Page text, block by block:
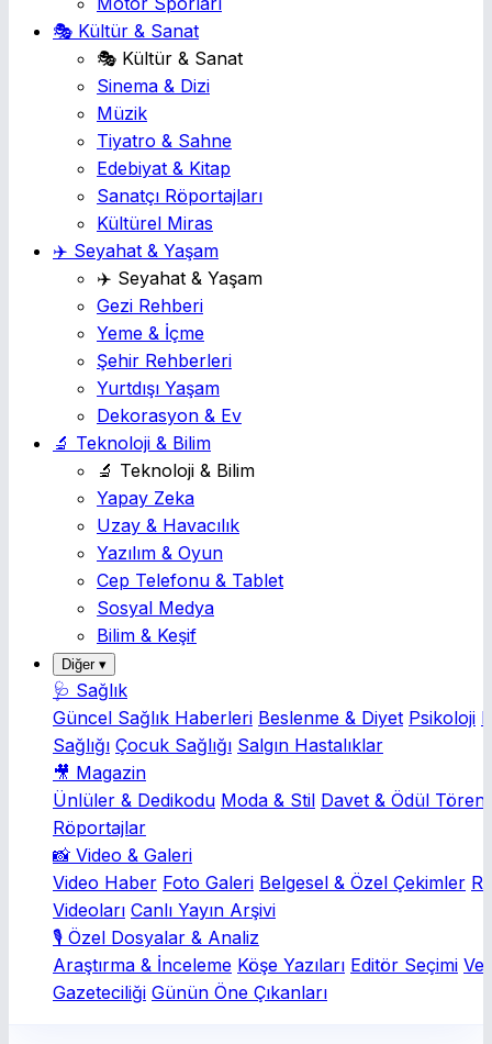
🎭 Kültür & Sanat
🎭 Kültür & Sanat
Sinema & Dizi
Müzik
Tiyatro & Sahne
Edebiyat & Kitap
Sanatçı Röportajları
Kültürel Miras
✈️ Seyahat & Yaşam
✈️ Seyahat & Yaşam
Gezi Rehberi
Yeme & İçme
Şehir Rehberleri
Yurtdışı Yaşam
Dekorasyon & Ev
🔬 Teknoloji & Bilim
🔬 Teknoloji & Bilim
Yapay Zeka
Uzay & Havacılık
Yazılım & Oyun
Cep Telefonu & Tablet
Sosyal Medya
Bilim & Keşif
Diğer ▾
🩺 Sağlık
Güncel Sağlık Haberleri Beslenme & Diyet Psikoloji
Sağlığı Çocuk Sağlığı Salgın Hastalıklar
🎥 Magazin
Ünlüler & Dedikodu Moda & Stil Davet & Ödül
Röportajlar
📸 Video & Galeri
Video Haber Foto Galeri Belgesel & Özel Çekimler
Videoları Canlı Yayın Arşivi
🎙️ Özel Dosyalar & Analiz
Araştırma & İnceleme Köşe Yazıları Editör Seçimi
Gazeteciliği Günün Öne Çıkanları